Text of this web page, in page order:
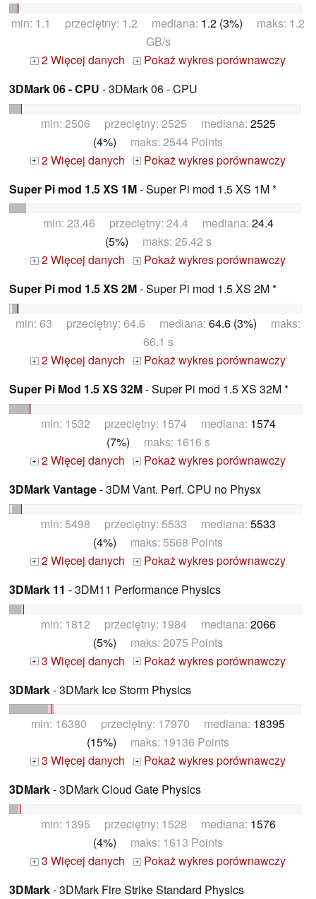
min: 1.1 przeciętny: 1.2 mediana: 1.2 (3%) maks: 1.2
GB/s
+ 2 Więcej danych +
Pokaż wykres porównawczy
3DMark 06 - CPU - 3DMark 06 - CPU
min: 2506 przeciętny: 2525 mediana: 2525
(4%) maks: 2544 Points
+ 2 Więcej danych +
Pokaż wykres porównawczy
Super Pi mod 1.5 XS 1M- Super Pi mod 1.5 XS 1M *
min: 23.46 przeciętny: 24.4 mediana: 24.4
(5%) maks: 25.42 s
+ 2 Więcej danych +
Pokaż wykres porównawczy
Super Pi mod 1.5 XS 2M- Super Pi mod 1.5 XS 2M *
min: 63 przeciętny: 64.6 mediana: 64.6 (3%) maks:
66.1 s
+ 2 Więcej danych +
Pokaż wykres porównawczy
Super Pi Mod 1.5 XS 32M- Super Pi mod 1.5 XS 32M *
min: 1532 przeciętny: 1574 mediana: 1574
(7%) maks: 1616 s
+ 2 Więcej danych +
Pokaż wykres porównawczy
3DMark Vantage- 3DM Vant. Perf. CPU no Physx
min: 5498 przeciętny: 5533 mediana: 5533
(4%) maks: 5568 Points
+ 2 Więcej danych +
Pokaż wykres porównawczy
3DMark 11 - 3DM11 Performance Physics
min: 1812 przeciętny: 1984 mediana: 2066
(5%) maks: 2075 Points
+ 3 Więcej danych +
Pokaż wykres porównawczy
3DMark- 3DMark Ice Storm Physics
min: 16380 przeciętny: 17970 mediana: 18395
(15%) maks: 19136 Points
+ 3 Więcej danych +
Pokaż wykres porównawczy
3DMark- 3DMark Cloud Gate Physics
min: 1395 przeciętny: 1528 mediana: 1576
(4%) maks: 1613 Points
+ 3 Więcej danych +
Pokaż wykres porównawczy
3DMark- 3DMark Fire Strike Standard Physics